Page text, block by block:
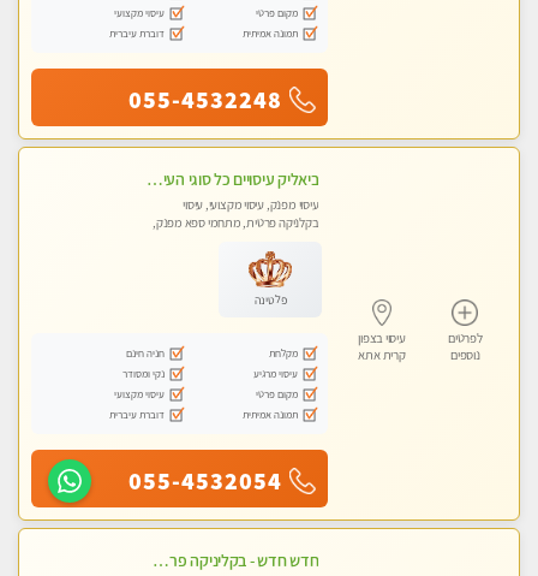
מקום פרטי
עיסוי מקצועי
תמונה אמיתית
דוברת עיברית
055-4532248
לפרטים
נוספים
עיסוי בצפון
קרית אתא
ביאליק עיסויים כל סוגי העיסויים מעסה מקצועית ואיכותית פרטי!!!מומלץ לחלוטין!!
עיסוי מפנק, עיסוי מקצועי, עיסוי
בקלניקה פרטית, מתחמי ספא מפנק,
פלטינה
מקלחת
חניה חינם
עיסוי מרגיע
נקי ומסודר
מקום פרטי
עיסוי מקצועי
תמונה אמיתית
דוברת עיברית
055-4532054
חדש חדש - בקליניקה פרטית בחיפה עיסוי לחידוש אנרגיות עיסוי חלומי מומלץ מאוד !